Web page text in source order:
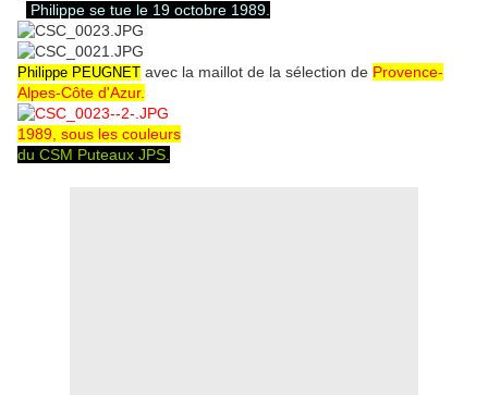
Philippe se tue le 19 octobre 1989.
Philippe PEUGNET avec la maillot de la sélection de Provence-
Alpes-Côte d'Azur.
1989, sous les couleurs
du CSM Puteaux JPS.